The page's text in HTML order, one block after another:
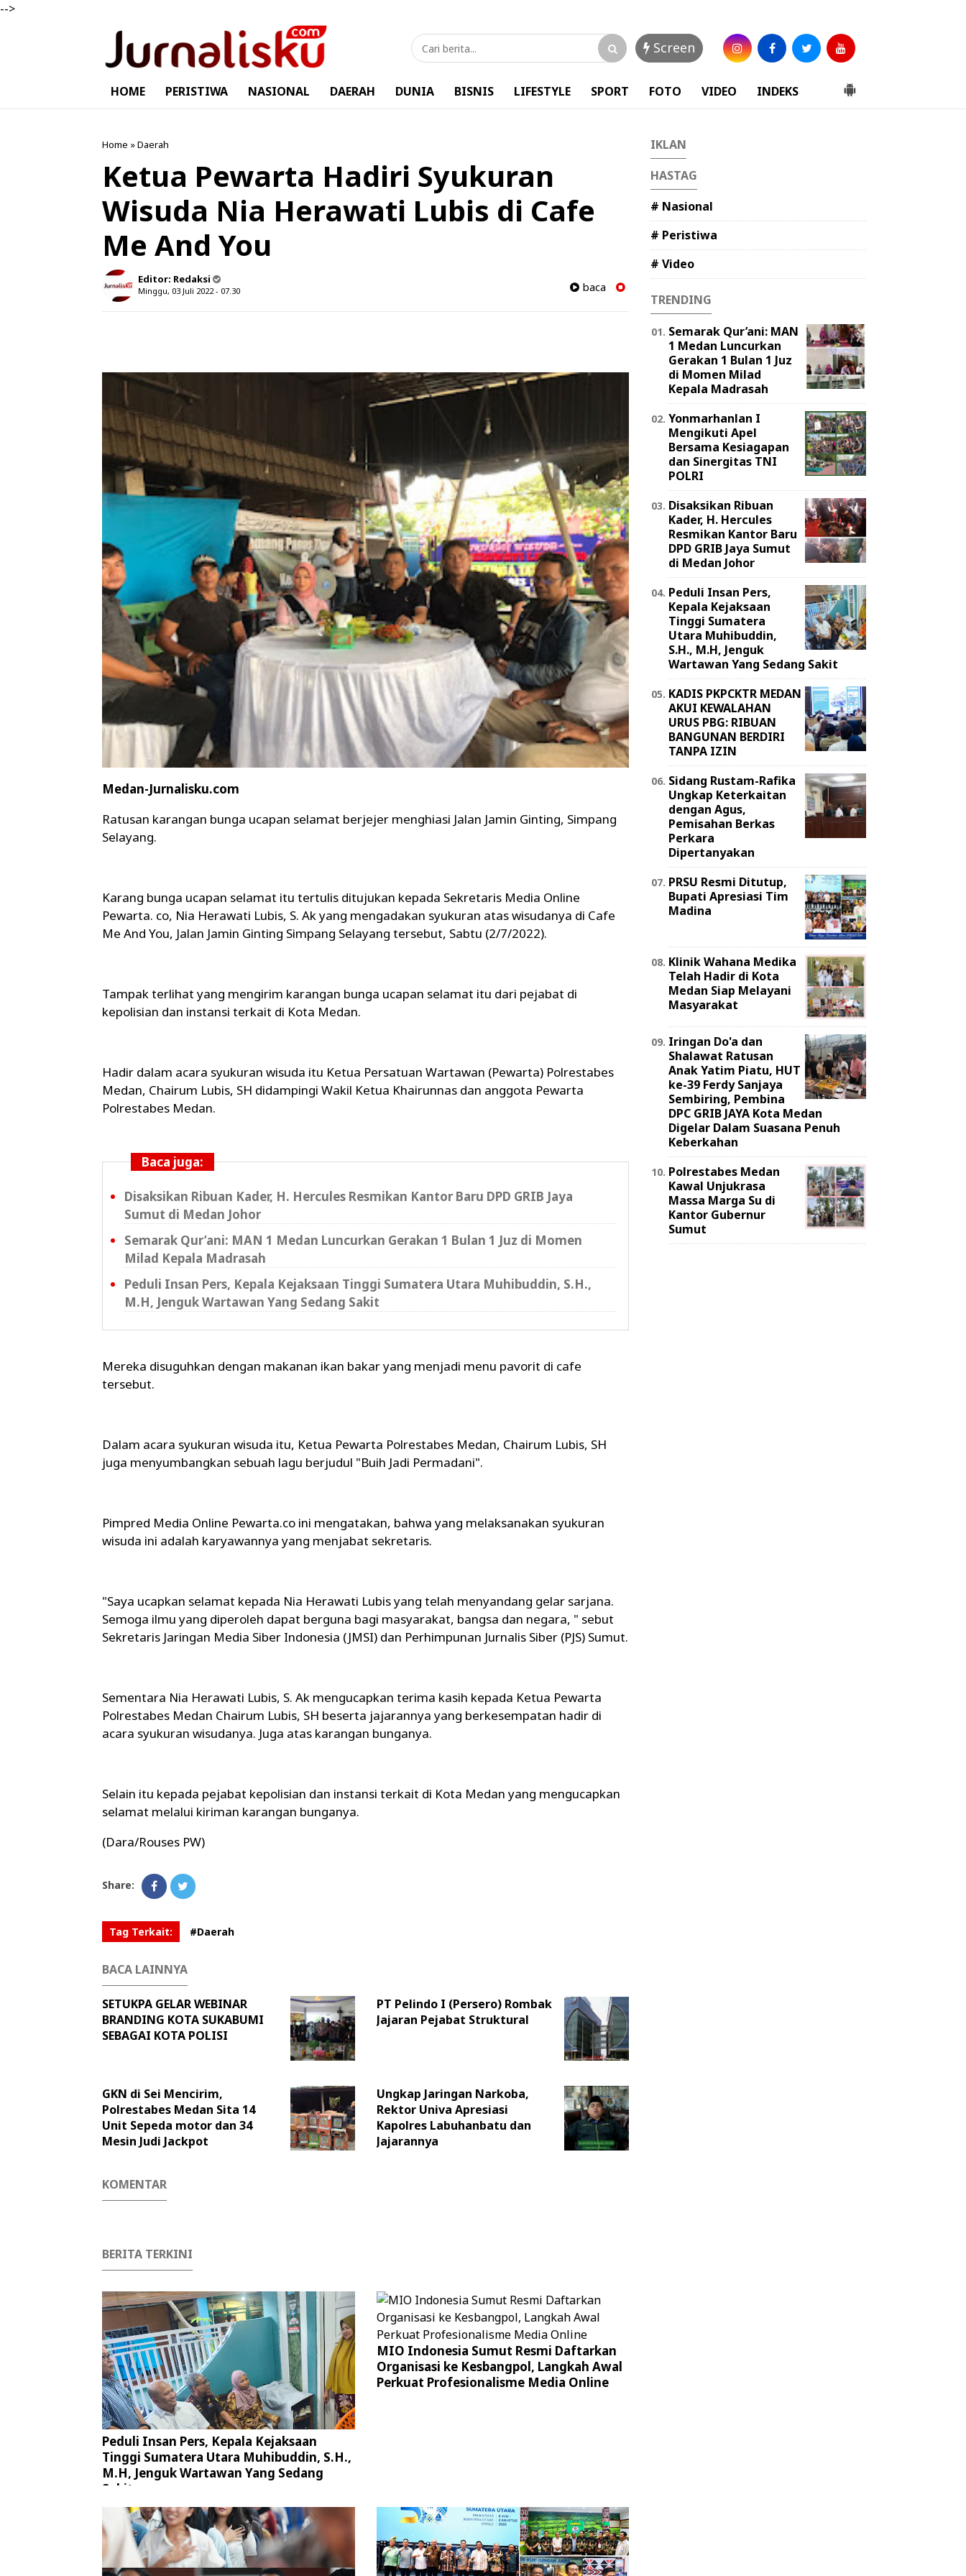
-->
Screen
HOME PERISTIWA NASIONAL DAERAH DUNIA BISNIS LIFESTYLE SPORT FOTO VIDEO INDEKS
Home »Daerah
Ketua Pewarta Hadiri Syukuran
Wisuda Nia Herawati Lubis di Cafe
Me And You
Editor: Redaksi
Minggu, 03 Juli 2022 - 07.30 baca
Medan-Jurnalisku.com
Ratusan karangan bunga ucapan selamat berjejer menghiasi Jalan Jamin Ginting, Simpang
Selayang.
Karang bunga ucapan selamat itu tertulis ditujukan kepada Sekretaris Media Online
Pewarta. co, Nia Herawati Lubis, S. Ak yang mengadakan syukuran atas wisudanya di Cafe
Me And You, Jalan Jamin Ginting Simpang Selayang tersebut, Sabtu (2/7/2022).
Tampak terlihat yang mengirim karangan bunga ucapan selamat itu dari pejabat di
kepolisian dan instansi terkait di Kota Medan.
Hadir dalam acara syukuran wisuda itu Ketua Persatuan Wartawan (Pewarta) Polrestabes
Medan, Chairum Lubis, SH didampingi Wakil Ketua Khairunnas dan anggota Pewarta
Polrestabes Medan.
Baca juga:
Disaksikan Ribuan Kader, H. Hercules Resmikan Kantor Baru DPD GRIB Jaya
Sumut di Medan Johor
Semarak Qur’ani: MAN 1 Medan Luncurkan Gerakan 1 Bulan 1 Juz di Momen
Milad Kepala Madrasah
Peduli Insan Pers, Kepala Kejaksaan Tinggi Sumatera Utara Muhibuddin, S.H.,
M.H, Jenguk Wartawan Yang Sedang Sakit
Mereka disuguhkan dengan makanan ikan bakar yang menjadi menu pavorit di cafe
tersebut.
Dalam acara syukuran wisuda itu, Ketua Pewarta Polrestabes Medan, Chairum Lubis, SH
juga menyumbangkan sebuah lagu berjudul "Buih Jadi Permadani".
Pimpred Media Online Pewarta.co ini mengatakan, bahwa yang melaksanakan syukuran
wisuda ini adalah karyawannya yang menjabat sekretaris.
"Saya ucapkan selamat kepada Nia Herawati Lubis yang telah menyandang gelar sarjana.
Semoga ilmu yang diperoleh dapat berguna bagi masyarakat, bangsa dan negara, " sebut
Sekretaris Jaringan Media Siber Indonesia (JMSI) dan Perhimpunan Jurnalis Siber (PJS) Sumut.
Sementara Nia Herawati Lubis, S. Ak mengucapkan terima kasih kepada Ketua Pewarta
Polrestabes Medan Chairum Lubis, SH beserta jajarannya yang berkesempatan hadir di
acara syukuran wisudanya. Juga atas karangan bunganya.
Selain itu kepada pejabat kepolisian dan instansi terkait di Kota Medan yang mengucapkan
selamat melalui kiriman karangan bunganya.
(Dara/Rouses PW)
Share:
Tag Terkait: #Daerah
BACA LAINNYA
SETUKPA GELAR WEBINAR
BRANDING KOTA SUKABUMI
SEBAGAI KOTA POLISI
PT Pelindo I (Persero) Rombak
Jajaran Pejabat Struktural
GKN di Sei Mencirim,
Polrestabes Medan Sita 14
Unit Sepeda motor dan 34
Mesin Judi Jackpot
Ungkap Jaringan Narkoba,
Rektor Univa Apresiasi
Kapolres Labuhanbatu dan
Jajarannya
KOMENTAR
BERITA TERKINI
Peduli Insan Pers, Kepala Kejaksaan
Tinggi Sumatera Utara Muhibuddin, S.H.,
M.H, Jenguk Wartawan Yang Sedang
Sakit
MIO Indonesia Sumut Resmi Daftarkan
Organisasi ke Kesbangpol, Langkah Awal
Perkuat Profesionalisme Media Online
IKLAN
HASTAG
# Nasional
# Peristiwa
# Video
TRENDING
Semarak Qur’ani: MAN
1 Medan Luncurkan
Gerakan 1 Bulan 1 Juz
di Momen Milad
Kepala Madrasah
Yonmarhanlan I
Mengikuti Apel
Bersama Kesiagapan
dan Sinergitas TNI
POLRI
Disaksikan Ribuan
Kader, H. Hercules
Resmikan Kantor Baru
DPD GRIB Jaya Sumut
di Medan Johor
Peduli Insan Pers,
Kepala Kejaksaan
Tinggi Sumatera
Utara Muhibuddin,
S.H., M.H, Jenguk
Wartawan Yang Sedang Sakit
KADIS PKPCKTR MEDAN
AKUI KEWALAHAN
URUS PBG: RIBUAN
BANGUNAN BERDIRI
TANPA IZIN
Sidang Rustam-Rafika
Ungkap Keterkaitan
dengan Agus,
Pemisahan Berkas
Perkara
Dipertanyakan
PRSU Resmi Ditutup,
Bupati Apresiasi Tim
Madina
Klinik Wahana Medika
Telah Hadir di Kota
Medan Siap Melayani
Masyarakat
Iringan Do'a dan
Shalawat Ratusan
Anak Yatim Piatu, HUT
ke-39 Ferdy Sanjaya
Sembiring, Pembina
DPC GRIB JAYA Kota Medan
Digelar Dalam Suasana Penuh
Keberkahan
Polrestabes Medan
Kawal Unjukrasa
Massa Marga Su di
Kantor Gubernur
Sumut